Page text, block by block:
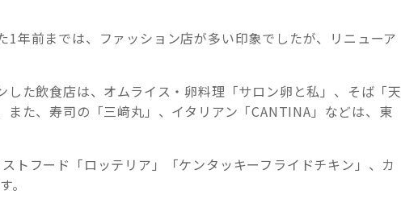
年前までは、ファッション店が多い印象でしたが、リニューア
した飲食店は、オムライス・卵料理「サロン卵と私」、そば「天
また、寿司の「三﨑丸」、イタリアン「CANTINA」などは、東
トフード「ロッテリア」「ケンタッキーフライドチキン」、カ
。